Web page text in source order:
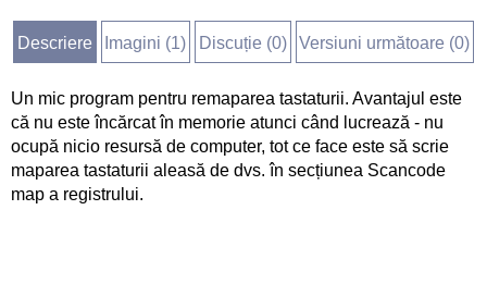
Descriere Imagini (1) Discuție (0) Versiuni următoare (0)
Un mic program pentru remaparea tastaturii. Avantajul este
că nu este încărcat în memorie atunci când lucrează - nu
ocupă nicio resursă de computer, tot ce face este să scrie
maparea tastaturii aleasă de dvs. în secțiunea Scancode
map a registrului.